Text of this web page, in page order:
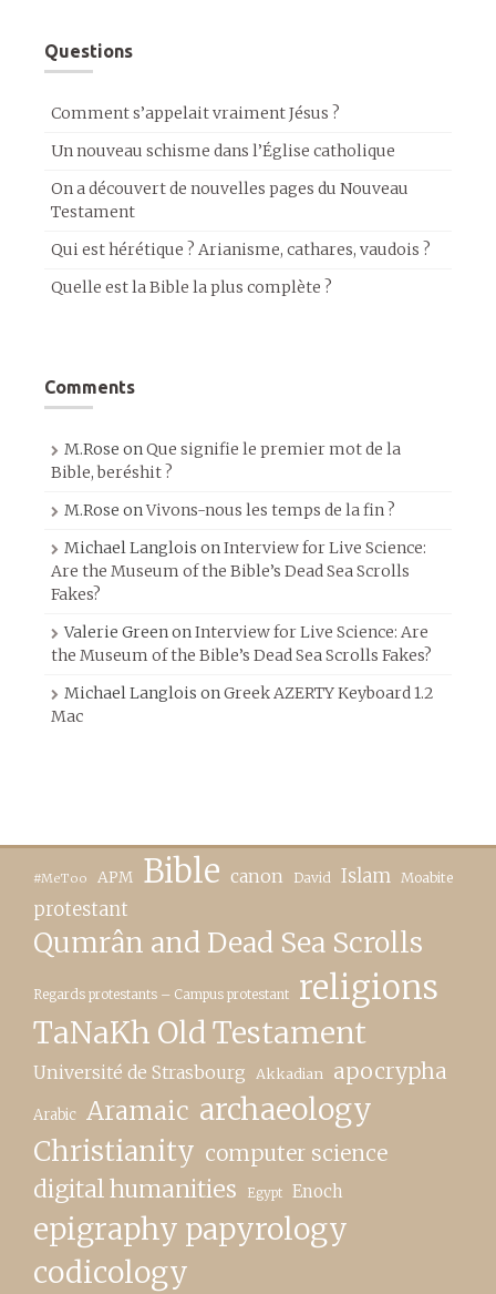
Questions
Comment s’appelait vraiment Jésus ?
Un nouveau schisme dans l’Église catholique
On a découvert de nouvelles pages du Nouveau
Testament
Qui est hérétique ? Arianisme, cathares, vaudois ?
Quelle est la Bible la plus complète ?
Comments
M.Rose onQue signifie le premier mot de la
Bible, beréshit ?
M.Rose onVivons-nous les temps de la fin ?
Michael Langlois onInterview for Live Science:
Are the Museum of the Bible’s Dead Sea Scrolls
Fakes?
Valerie GreenonInterview for Live Science: Are
the Museum of the Bible’s Dead Sea Scrolls Fakes?
Michael Langlois onGreek AZERTY Keyboard 1.2
Mac
#MeToo APM Bible canon David Islam Moabite
protestant
Qumrân and Dead Sea Scrolls
Regards protestants – Campus protestant religions
TaNaKh Old Testament
Université de Strasbourg Akkadian apocrypha
Arabic Aramaic archaeology
Christianity computer science
digital humanities Egypt Enoch
epigraphy papyrology
codicology